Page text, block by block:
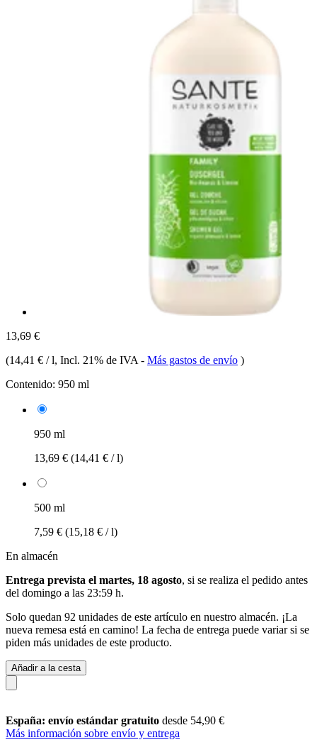
13,69 €
(14,41 € / l, Incl. 21% de IVA - Más gastos de envío )
Contenido: 950 ml
950 ml
13,69 € (14,41 € / l)
500 ml
7,59 € (15,18 € / l)
En almacén
Entrega prevista el martes, 18 agosto, si se realiza el pedido antes
del domingo a las 23:59 h.
Solo quedan 92 unidades de este artículo en nuestro almacén. ¡La
nueva remesa está en camino! La fecha de entrega puede variar si se
piden más unidades de este producto.
Añadir a la cesta
España: envío estándar gratuito desde 54,90 €
Más información sobre envío y entrega